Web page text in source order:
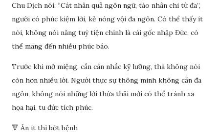
Chu Dịch nói: “Cát nhân quả ngôn ngữ, táo nhân chi từ đa”,
người có phúc kiệm lời, kẻ nóng vội đa ngôn. Có thể thấy ít
nói, không nói năng tuỳ tiện chính là cái gốc nhập Đức, có
thể mang đến nhiều phúc báo.
Trước khi mở miệng, cần cân nhắc kỹ lưỡng, thà không nói
còn hơn nhiều lời. Người thực sự thông minh không cần đa
ngôn, không nói những lời thừa thãi mới có thể tránh xa
họa hại, tu đức tích phúc.
🔻 Ăn ít thì bớt bệnh